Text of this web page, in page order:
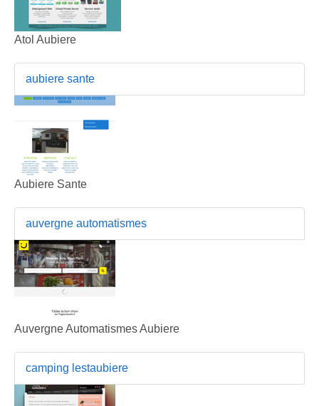
Atol Aubiere
aubiere sante
Aubiere Sante
auvergne automatismes
Auvergne Automatismes Aubiere
camping lestaubiere